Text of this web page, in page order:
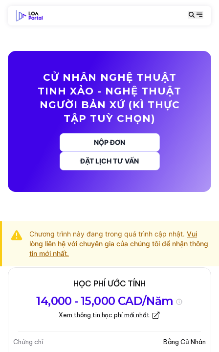
CỬ NHÂN NGHỆ THUẬT
TINH XẢO - NGHỆ THUẬT
NGƯỜI BẢN XỨ (KÌ THỰC
TẬP TUỲ CHỌN)
NỘP ĐƠN
ĐẶT LỊCH TƯ VẤN
Chương trình này đang trong quá trình cập nhật. Vui
lòng liên hệ với chuyên gia của chúng tôi để nhận thông
tin mới nhất.
chương trình
Học
Kỳ nhập học
Cập nhật lần cuối vào 31-03-2025
Tổng quan về chương trình
HỌC PHÍ ƯỚC TÍNH
14,000 - 15,000 CAD/Năm
Xem thông tin học phí mới nhất
Chứng chỉ
Bằng Cử Nhân